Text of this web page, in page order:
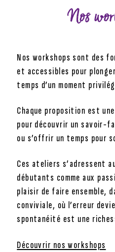
Nos
Nos workshops sont des
et accessibles pour
temps d’un moment
Chaque proposition est
pour découvrir un savoir-
ou s’offrir un temps pour
Ces ateliers s’adressent
débutants comme aux
plaisir de faire ensemble,
conviviale, où l’erreur
spontanéité est une
Découvrir nos workshops